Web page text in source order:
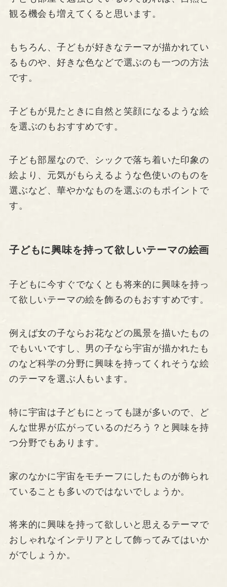
観る機会も増えてくると思います。
もちろん、子どもが好きなテーマが描かれてい
るものや、好きな色などで選ぶのも一つの方法
です。
子どもが見たときに自然と笑顔になるような絵
を選ぶのもおすすめです。
子ども部屋なので、シックで落ち着いた印象の
絵より、元気がもらえるような色使いのものを
選ぶなど、華やかなものを選ぶのもポイントで
す。
子どもに興味を持って欲しいテーマの絵画
子どもに今すぐでなくとも将来的に興味を持っ
て欲しいテーマの絵を飾るのもおすすめです。
例えば女の子ならお花などの風景を描いたもの
でもいいですし、男の子なら宇宙が描かれたも
のなど科学の分野に興味を持ってくれそうな絵
のテーマを選ぶ人もいます。
特に宇宙は子どもにとっても謎が多いので、ど
んな世界が広がっているのだろう？と興味を持
つ分野でもあります。
家のなかに宇宙をモチーフにしたものが飾られ
ていることも多いのではないでしょうか。
将来的に興味を持って欲しいと思えるテーマで
おしゃれなインテリアとして飾ってみてはいか
がでしょうか。